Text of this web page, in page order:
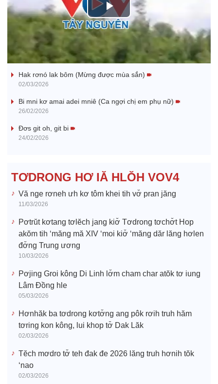
P
a
V
e
o
Nhớ bạn
Hak rơnó lak bôm (Mừng được mùa sắn)
02/03/2026
Bi mni kơ amai adei mniê (Ca ngợi chị em phụ nữ)
26/02/2026
Đơs git oh, git bi
24/02/2026
TƠDRONG HƠ IĂ HLŎH VOV4
Vă nge rơneh ưh kơ tôm khei tih vơ̆ pran jăng
11/03/2026
Pơtrŭt kơtang tơlĕch jang kiơ̆ Tơdrong tơchơ̆t Hop
akŏm tih ‘măng mă XIV ‘moi kiơ̆ ‘măng dăr lăng hơlen
đơ̆ng Trung ương
10/03/2026
Pơjing Groi kông Di Linh lơ̆m cham char atŏk tơ iung
Lâm Đồng hle
05/03/2026
Hơnhăk ba tơdrong kơtơ̆ng ang pôk rơih truh hăm
tơring kon kông, lui khop tơ̆ Dak Lăk
02/03/2026
Tĕch mơdro tơ̆ teh đak đe 2026 lăng truh hơnih tŏk
‘nao
02/03/2026